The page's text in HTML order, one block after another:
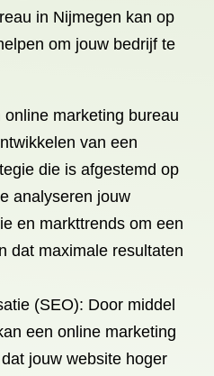
in Nijmegen kan op
om jouw bedrijf te
marketing bureau
van een
die is afgestemd op
analyseren jouw
en markttrends om een
dat maximale resultaten
(SEO): Door middel
een online marketing
jouw website hoger